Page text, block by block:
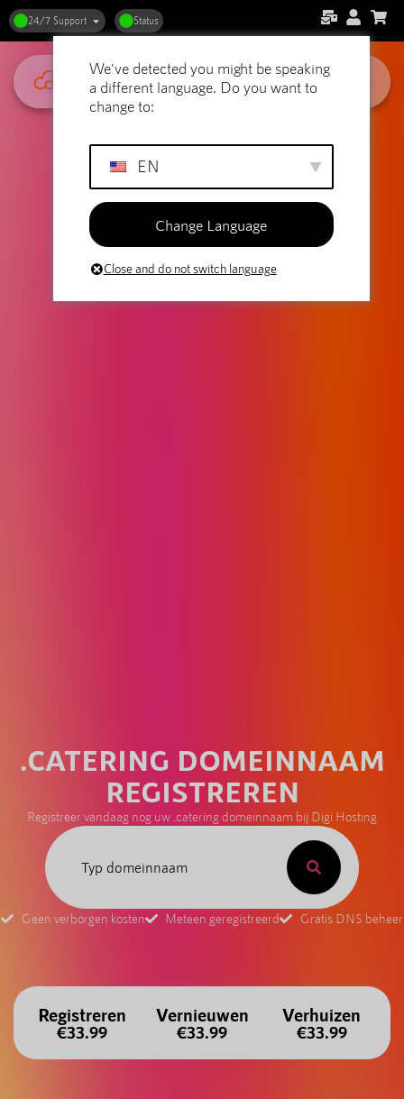
24/7 Support Status
.CATERING DOMEINNAAM
REGISTREREN
Registreer vandaag nog uw .catering domeinnaam bij Digi Hosting
Geen verborgen kosten Meteen geregistreerd Gratis DNS beheer
Registreren
€33.99
Vernieuwen
€33.99
Verhuizen
€33.99
We've detected you might be speaking
a different language. Do you want to
change to:
EN
Change Language
Close and do not switch language